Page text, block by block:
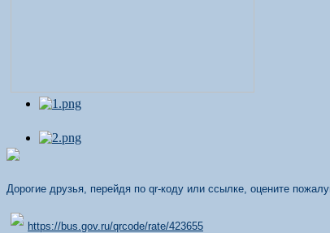
Дорогие друзья, перейдя по qr-коду или ссылке, оцените
https://bus.gov.ru/qrcode/rate/423655